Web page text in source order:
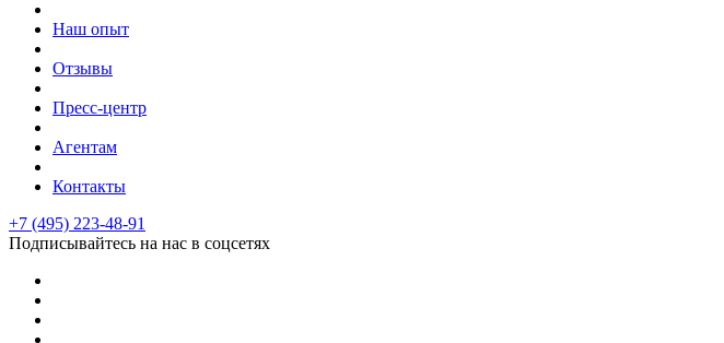
Наш опыт
Отзывы
Пресс-центр
Агентам
Контакты
+7 (495) 223-48-91
Подписывайтесь на нас в соцсетях